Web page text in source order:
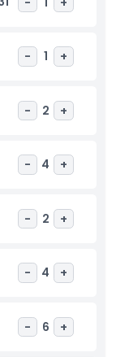
촬영 옵션과 발리
투어를 예약하세
- 1 +
- 2 +
- 4 +
- 2 +
- 4 +
- 6 +